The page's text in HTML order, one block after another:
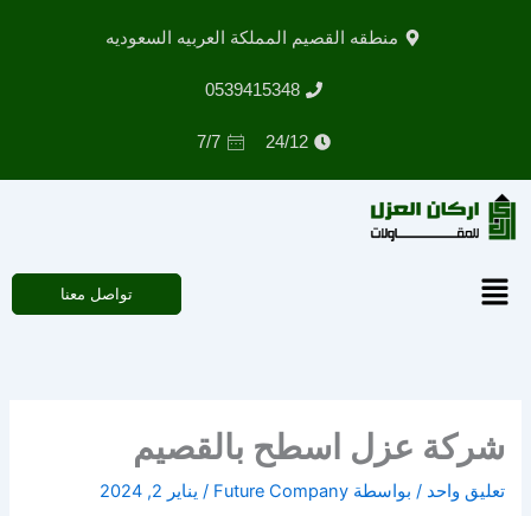
منطقه القصيم المملكة العربيه السعوديه
0539415348
24/12
7/7
القائمة تواصل معنا
شركة عزل اسطح بالقصيم
تعليق واحد / بواسطة Future Company
/ يناير 2, 2024